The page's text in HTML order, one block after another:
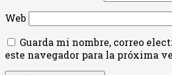
Web
Guarda mi nombre, correo
este navegador para la próxima